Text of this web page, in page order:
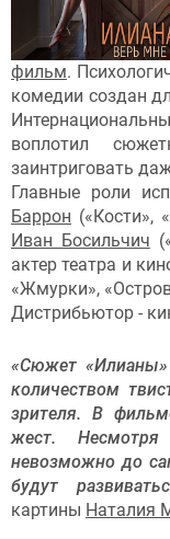
фильм.
комедии создан
воплотил
заинтриговать
Главные роли
Баррон («Кости»,
Иван Босильчич
актер театра и
«Жмурки»,
Дистрибьютор -
«Сюжет
количеством
зрителя. В
жест. Несмотря
невозможно до
будут
картины Наталия